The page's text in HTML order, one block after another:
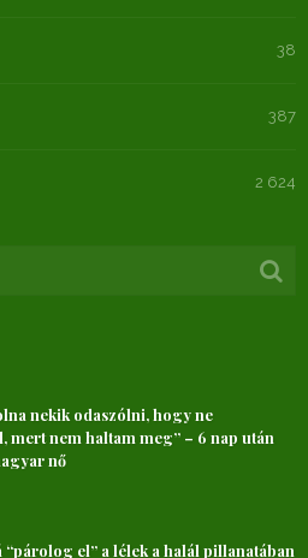
38
387
2 624
nekik odaszólni, hogy ne
mert nem haltam meg” – 6 nap után
nő
“párolog el” a lélek a halál pillanatában